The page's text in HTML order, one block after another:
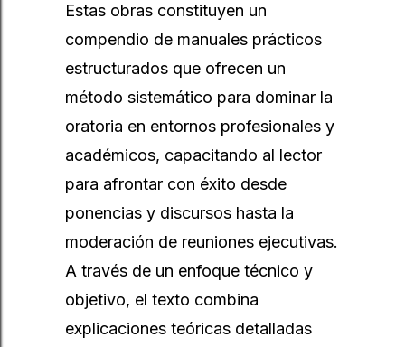
Estas obras constituyen un
compendio de manuales prácticos
estructurados que ofrecen un
método sistemático para dominar la
oratoria en entornos profesionales y
académicos, capacitando al lector
para afrontar con éxito desde
ponencias y discursos hasta la
moderación de reuniones ejecutivas.
A través de un enfoque técnico y
objetivo, el texto combina
explicaciones teóricas detalladas